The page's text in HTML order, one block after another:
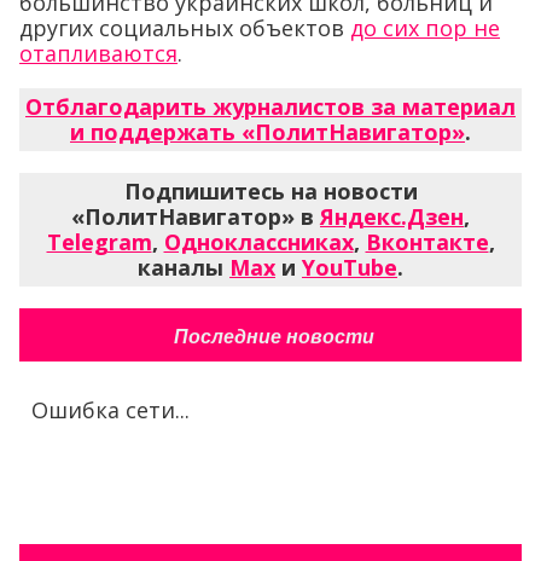
других социальных объектов до сих пор не
отапливаются.
Отблагодарить журналистов за материал
и поддержать «ПолитНавигатор».
Подпишитесь на новости
«ПолитНавигатор» вЯндекс.Дзен,
Telegram, Одноклассниках, Вконтакте,
каналы Max и YouTube.
Последние новости
Ошибка сети...